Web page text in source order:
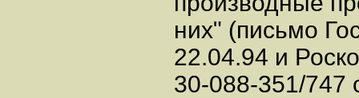
них" (письмо
22.04.94 и
30-088-351/747